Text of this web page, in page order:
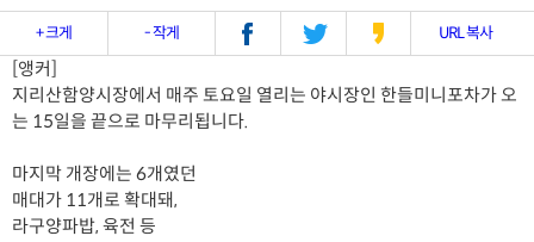
+ 크게 - 작게 URL 복사
[앵커]
지리산함양시장에서 매주 토요일 열리는 야시장인 한들미니포차가 오
는 15일을 끝으로 마무리됩니다.
마지막 개장에는 6개였던
매대가 11개로 확대돼,
라구양파밥, 육전 등